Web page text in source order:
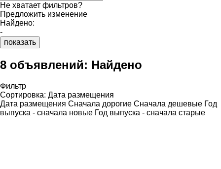
Не хватает фильтров?
Предложить изменение
Найдено:
-
показать
8 объявлений: Найдено
Фильтр
Сортировка: Дата размещения
Дата размещения Сначала дорогие Сначала дешевые Год
выпуска - сначала новые Год выпуска - сначала старые